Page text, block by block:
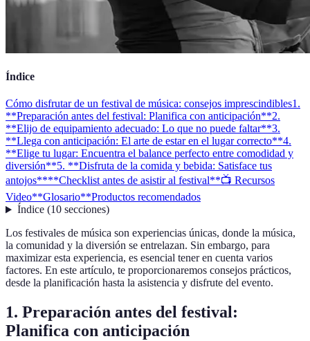
Índice
Cómo disfrutar de un festival de música: consejos imprescindibles1.
**Preparación antes del festival: Planifica con anticipación**2.
**Elijo de equipamiento adecuado: Lo que no puede faltar**3.
**Llega con anticipación: El arte de estar en el lugar correcto**4.
**Elige tu lugar: Encuentra el balance perfecto entre comodidad y
diversión**5. **Disfruta de la comida y bebida: Satisface tus
antojos****Checklist antes de asistir al festival**📺 Recursos
Video**Glosario**Productos recomendados
Índice(10 secciones)
Los festivales de música son experiencias únicas, donde la música,
la comunidad y la diversión se entrelazan. Sin embargo, para
maximizar esta experiencia, es esencial tener en cuenta varios
factores. En este artículo, te proporcionaremos consejos prácticos,
desde la planificación hasta la asistencia y disfrute del evento.
1. Preparación antes del festival:
Planifica con anticipación